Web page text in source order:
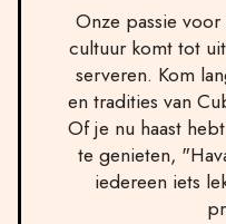
Onze passie
cultuur komt tot
serveren. Kom
en tradities van
Of je nu haast
te genieten,
iedereen iets